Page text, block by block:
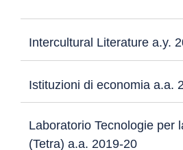
Intercultural Literature a.y.
Istituzioni di economia a.a.
Laboratorio Tecnologie per
(Tetra) a.a. 2019-20